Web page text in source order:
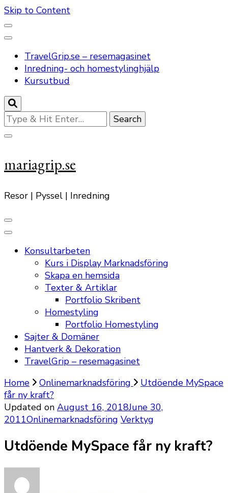
Skip to Content
TravelGrip.se – resemagasinet
Inredning- och homestylinghjälp
Kursutbud
Looking
for
Something?
mariagrip.se
Resor | Pyssel | Inredning
Konsultarbeten
Kurs i Display Marknadsföring
Skapa en hemsida
Texter & Artiklar
Portfolio Skribent
Homestyling
Portfolio Homestyling
Sajter & Domäner
Hantverk & Dekoration
TravelGrip – resemagasinet
Home
Onlinemarknadsföring
Utdöende MySpace
får ny kraft?
Updated on August 16, 2018June 30,
2011Onlinemarknadsföring Verktyg
Utdöende MySpace får ny kraft?